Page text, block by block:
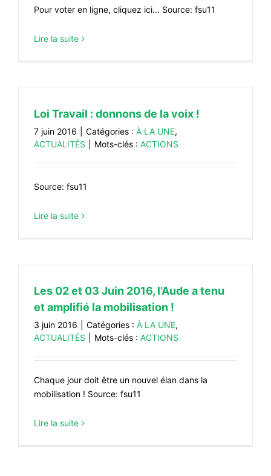
Pour voter en ligne, cliquez ici... Source: fsu11
Lire la suite
Loi Travail : donnons de la voix !
7 juin 2016 Catégories : À LA UNE,
ACTUALITÉS
Mots-clés : ACTIONS
Source: fsu11
Lire la suite
Les 02 et 03 Juin 2016, l’Aude a tenu
et amplifié la mobilisation !
3 juin 2016 Catégories : À LA UNE,
ACTUALITÉS
Mots-clés : ACTIONS
Chaque jour doit être un nouvel élan dans la
mobilisation ! Source: fsu11
Lire la suite